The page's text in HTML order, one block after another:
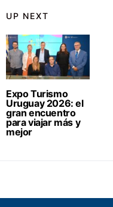
UP NEXT
Expo Turismo
Uruguay 2026: el
gran encuentro
para viajar más y
mejor